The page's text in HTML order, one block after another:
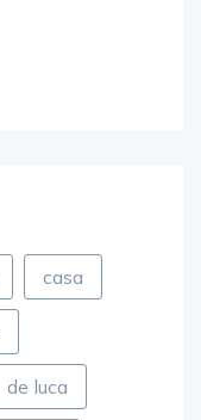
casa
de luca